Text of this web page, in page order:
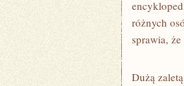
różnych
sprawia,
Dużą